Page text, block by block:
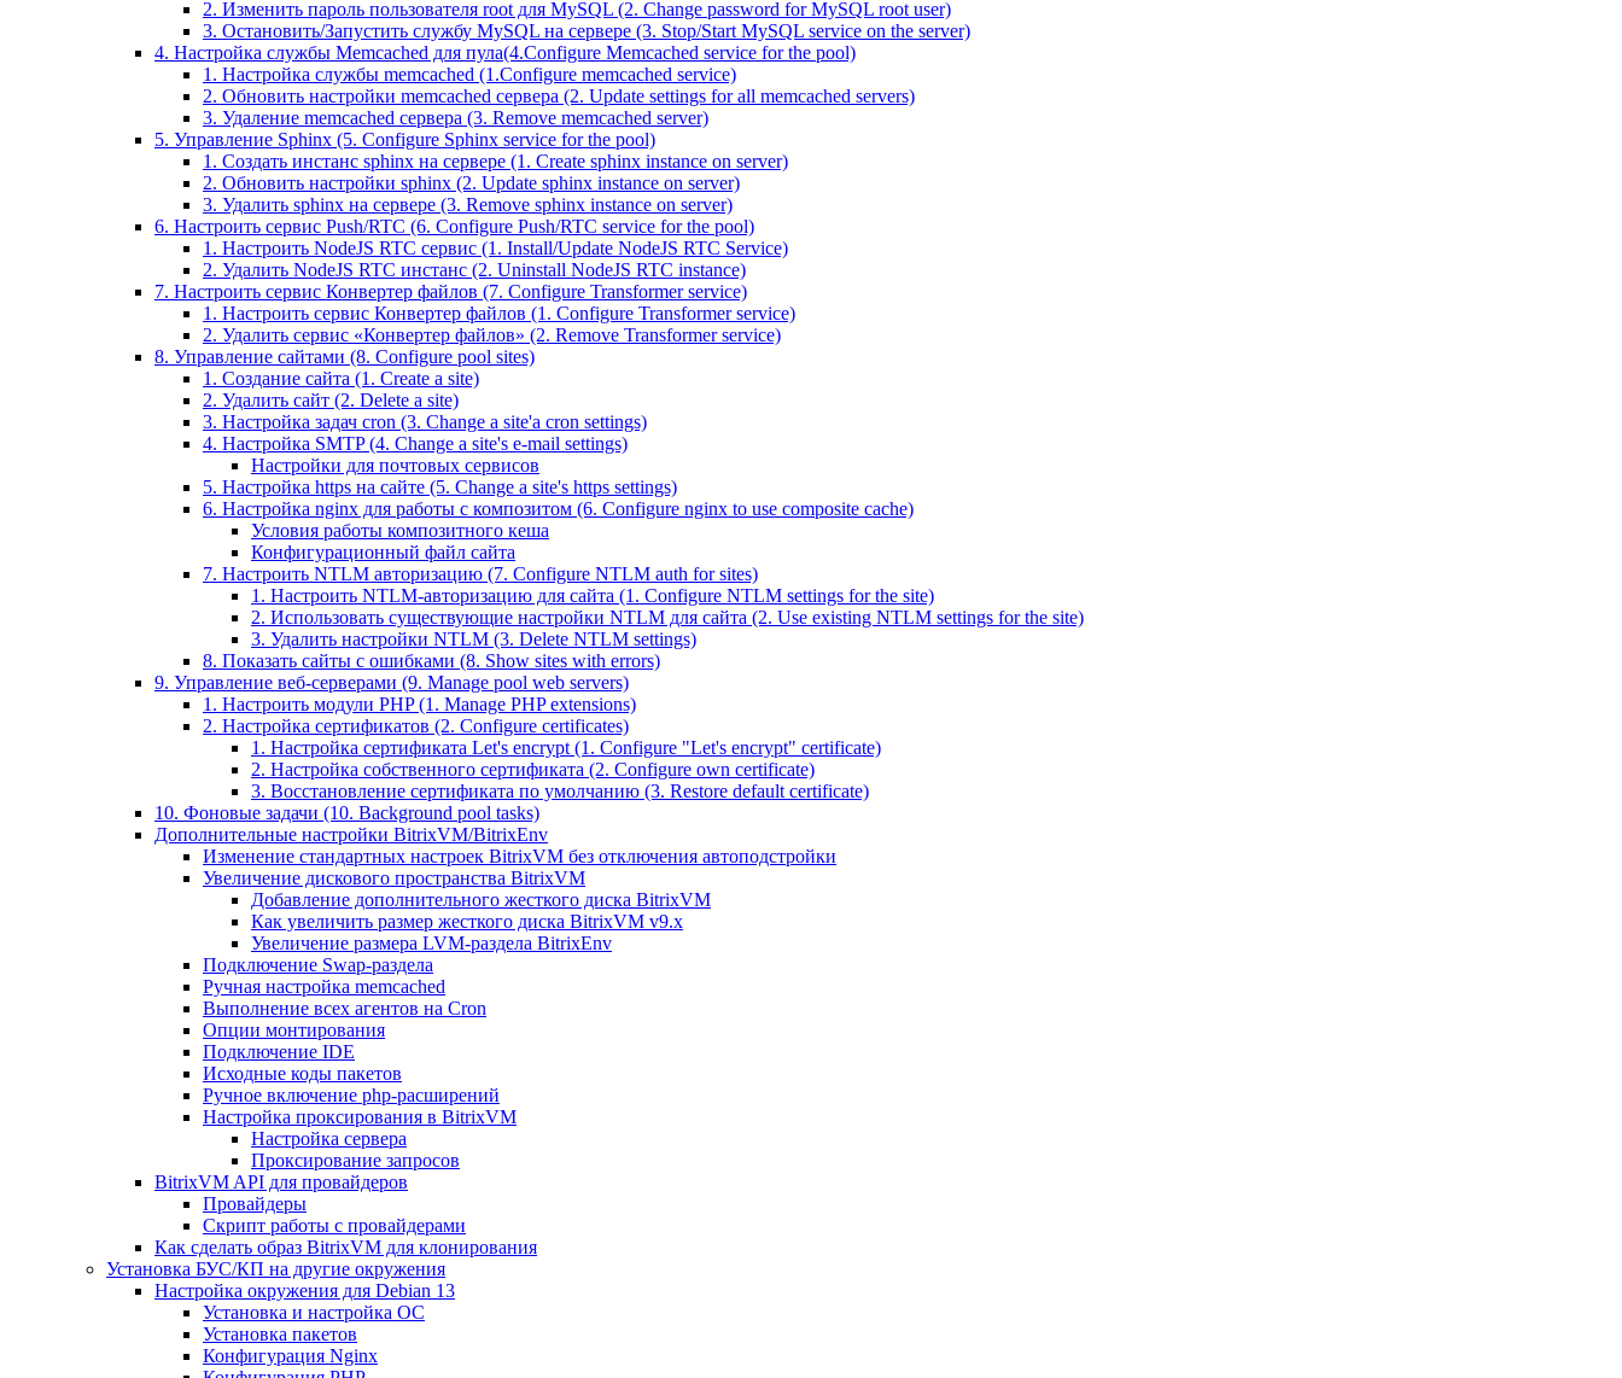
2. Изменить пароль пользователя root для MySQL (2. Change password for MySQL root user)
3. Остановить/Запустить службу MySQL на сервере (3. Stop/Start MySQL service on the server)
4. Настройка службы Memcached для пула(4.Configure Memcached service for the pool)
1. Настройка службы memcached (1.Configure memcached service)
2. Обновить настройки memcached сервера (2. Update settings for all memcached servers)
3. Удаление memcached сервера (3. Remove memcached server)
5. Управление Sphinx (5. Configure Sphinx service for the pool)
1. Создать инстанс sphinx на сервере (1. Create sphinx instance on server)
2. Обновить настройки sphinx (2. Update sphinx instance on server)
3. Удалить sphinx на сервере (3. Remove sphinx instance on server)
6. Настроить сервис Push/RTC (6. Configure Push/RTC service for the pool)
1. Настроить NodeJS RTC сервис (1. Install/Update NodeJS RTC Service)
2. Удалить NodeJS RTC инстанс (2. Uninstall NodeJS RTC instance)
7. Настроить сервис Конвертер файлов (7. Configure Transformer service)
1. Настроить сервис Конвертер файлов (1. Configure Transformer service)
2. Удалить сервис «Конвертер файлов» (2. Remove Transformer service)
8. Управление сайтами (8. Configure pool sites)
1. Создание сайта (1. Create a site)
2. Удалить сайт (2. Delete a site)
3. Настройка задач cron (3. Change a site'a cron settings)
4. Настройка SMTP (4. Change a site's e-mail settings)
Настройки для почтовых сервисов
5. Настройка https на сайте (5. Change a site's https settings)
6. Настройка nginx для работы с композитом (6. Configure nginx to use composite cache)
Условия работы композитного кеша
Конфигурационный файл сайта
7. Настроить NTLM авторизацию (7. Configure NTLM auth for sites)
1. Настроить NTLM-авторизацию для сайта (1. Configure NTLM settings for the site)
2. Использовать существующие настройки NTLM для сайта (2. Use existing NTLM settings for the site)
3. Удалить настройки NTLM (3. Delete NTLM settings)
8. Показать сайты с ошибками (8. Show sites with errors)
9. Управление веб-серверами (9. Manage pool web servers)
1. Настроить модули PHP (1. Manage PHP extensions)
2. Настройка сертификатов (2. Configure certificates)
1. Настройка сертификата Let's encrypt (1. Configure "Let's encrypt" certificate)
2. Настройка собственного сертификата (2. Configure own certificate)
3. Восстановление сертификата по умолчанию (3. Restore default certificate)
10. Фоновые задачи (10. Background pool tasks)
Дополнительные настройки BitrixVM/BitrixEnv
Изменение стандартных настроек BitrixVM без отключения автоподстройки
Увеличение дискового пространства BitrixVM
Добавление дополнительного жесткого диска BitrixVM
Как увеличить размер жесткого диска BitrixVM v9.x
Увеличение размера LVM-раздела BitrixEnv
Подключение Swap-раздела
Ручная настройка memcached
Выполнение всех агентов на Cron
Опции монтирования
Подключение IDE
Исходные коды пакетов
Ручное включение php-расширений
Настройка проксирования в BitrixVM
Настройка сервера
Проксирование запросов
BitrixVM API для провайдеров
Провайдеры
Скрипт работы с провайдерами
Как сделать образ BitrixVM для клонирования
Установка БУС/КП на другие окружения
Настройка окружения для Debian 13
Установка и настройка ОС
Установка пакетов
Конфигурация Nginx